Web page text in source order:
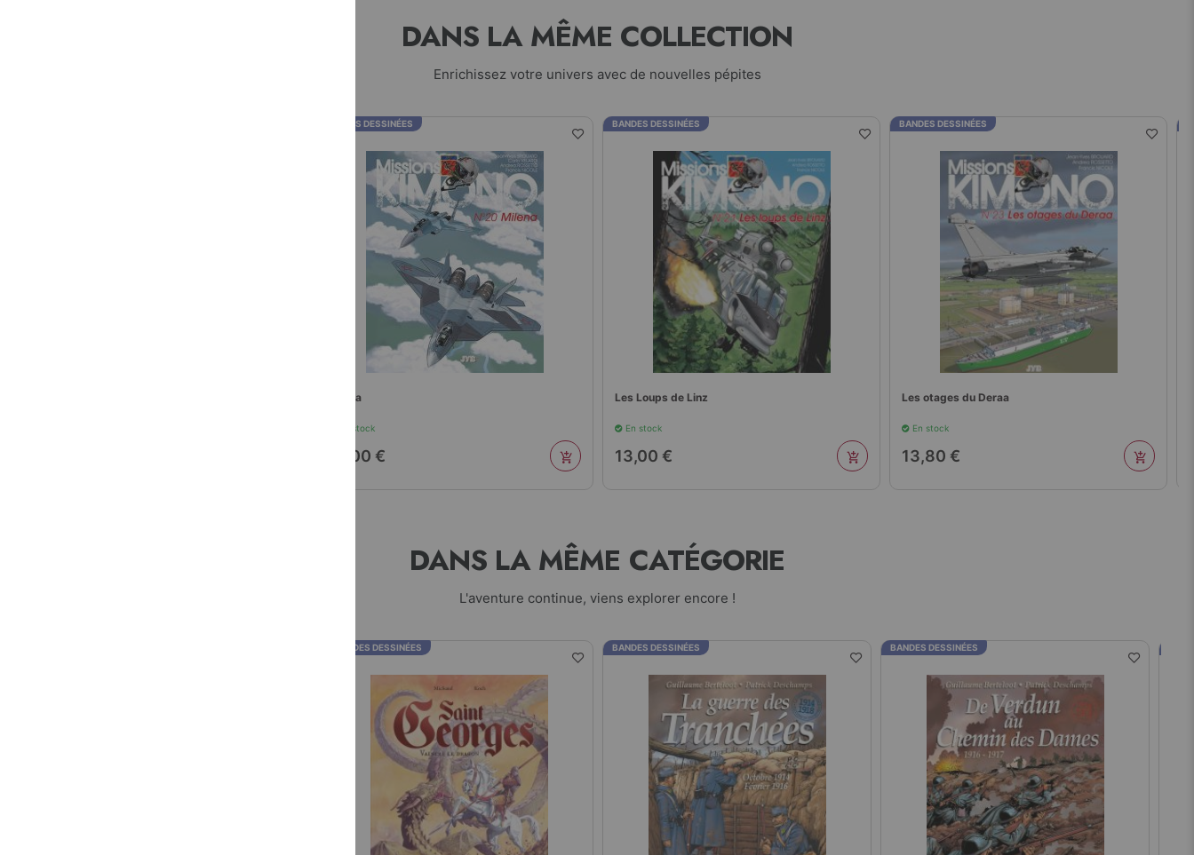
DANS LA MÊME COLLECTION
Enrichissez votre univers avec de nouvelles pépites
BANDES DESSINÉES
Milena
En stock
13,00 €
BANDES DESSINÉES
Les Loups de Linz
En stock
13,00 €
BANDES DESSINÉES
Les otages du Deraa
En stock
13,80 €
DANS LA MÊME CATÉGORIE
L'aventure continue, viens explorer encore !
BANDES DESSINÉES BANDES DESSINÉES BANDES DESSINÉES